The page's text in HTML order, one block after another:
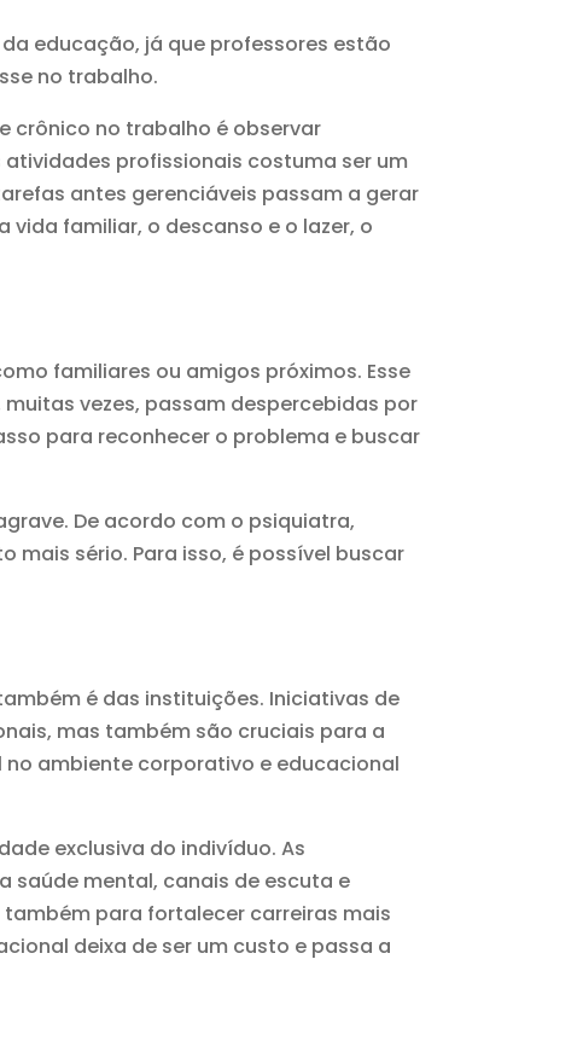
educação, já que professores estão
no trabalho.
crônico no trabalho é observar
profissionais costuma ser um
antes gerenciáveis passam a gerar
familiar, o descanso e o lazer, o
familiares ou amigos próximos. Esse
vezes, passam despercebidas por
para reconhecer o problema e buscar
De acordo com o psiquiatra,
mais sério. Para isso, é possível buscar
é das instituições. Iniciativas de
mas também são cruciais para a
ambiente corporativo e educacional
exclusiva do indivíduo. As
saúde mental, canais de escuta e
para fortalecer carreiras mais
deixa de ser um custo e passa a